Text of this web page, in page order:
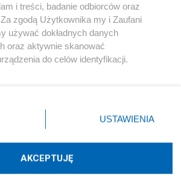
Instagram Youtube
dostarcza:W3media.pl
i treści, badanie odbiorców oraz
Za zgodą Użytkownika my i Zaufani
używać dokładnych danych
oraz aktywnie skanować
do celów identyfikacji.
przycisk ustawień prywatności
dolnym rogu strony
danych nie wymagają zgody
prawo sprzeciwić się takiemu
będą miały zastosowania tylko
USTAWIENIA
AKCEPTUJĘ